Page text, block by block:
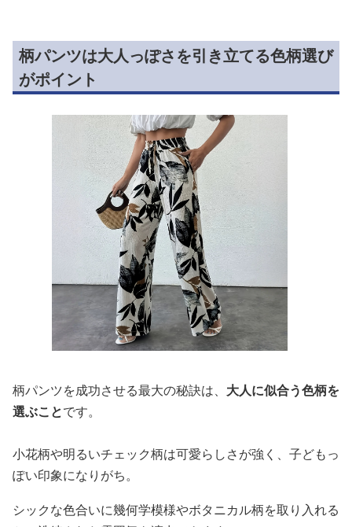
柄パンツは大人っぽさを引き立てる色柄選び
がポイント
柄パンツを成功させる最大の秘訣は、 大人に似合う色柄を
選ぶことです。
小花柄や明るいチェック柄は可愛らしさが強く、子どもっ
ぽい印象になりがち。
シックな色合いに幾何学模様やボタニカル柄を取り入れる